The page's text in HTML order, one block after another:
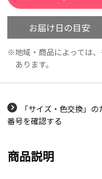
お届け日の目安
地域・商品によっては
あります。
「サイズ・色交換」
番号を確認する
商品説明